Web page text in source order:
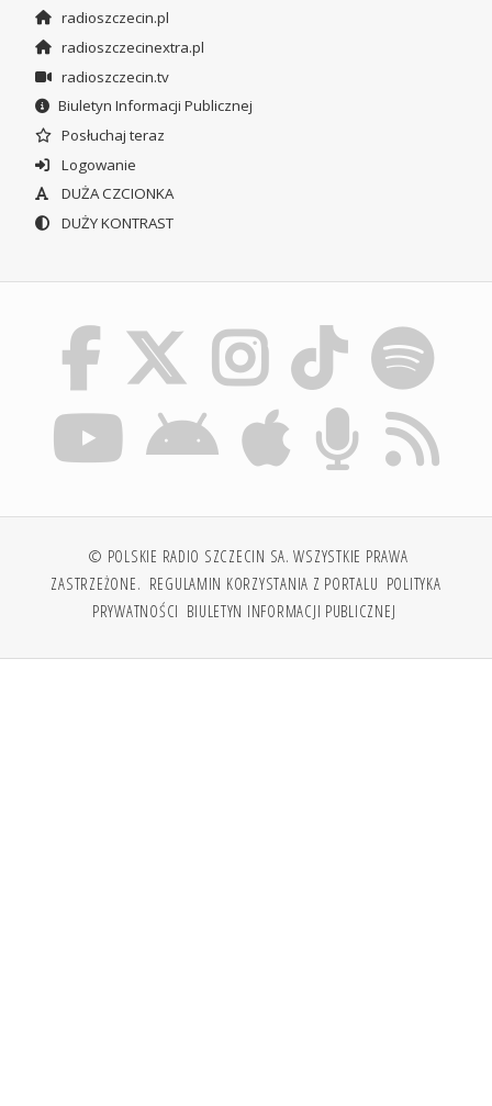
radioszczecin.pl
radioszczecinextra.pl
radioszczecin.tv
Biuletyn Informacji Publicznej
Posłuchaj teraz
Logowanie
DUŻA CZCIONKA
DUŻY KONTRAST
© POLSKIE RADIO SZCZECIN SA. WSZYSTKIE PRAWA
ZASTRZEŻONE. REGULAMIN KORZYSTANIA Z PORTALU POLITYKA
PRYWATNOŚCI BIULETYN INFORMACJI PUBLICZNEJ